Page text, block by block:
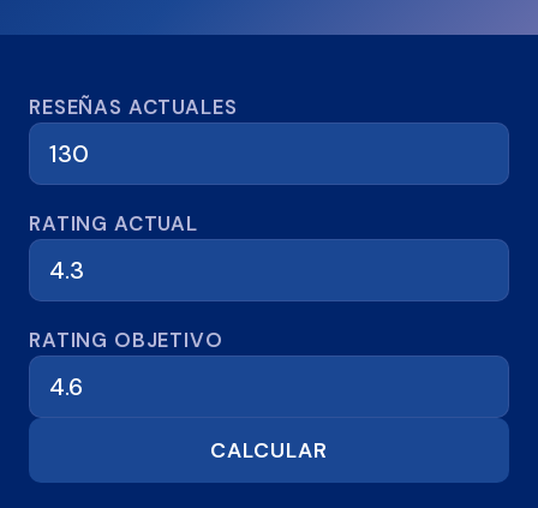
Calculadora de reseñas
RESEÑAS ACTUALES
RATING ACTUAL
RATING OBJETIVO
CALCULAR